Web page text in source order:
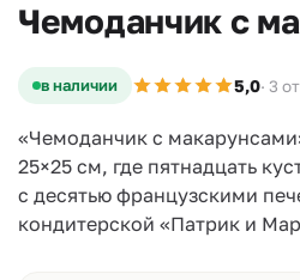
Чемоданчик с
в наличии 5,0· 3
«Чемоданчик с
25×25 см, где пятнадцать
с десятью французскими
кондитерской «Патрик и